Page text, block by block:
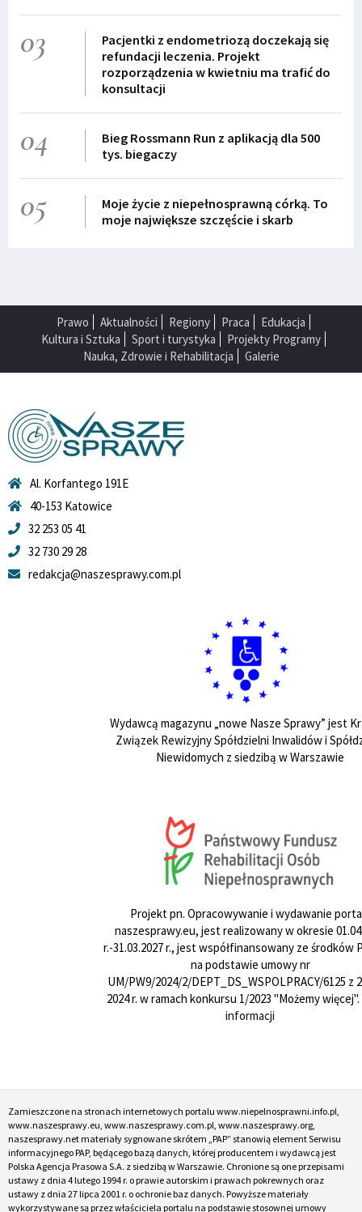
03
Pacjentki z endometriozą doczekają się
refundacji leczenia. Projekt
rozporządzenia w kwietniu ma trafić do
konsultacji
04
Bieg Rossmann Run z aplikacją dla 500
tys. biegaczy
05
Moje życie z niepełnosprawną córką. To
moje największe szczęście i skarb
Prawo Aktualności Regiony Praca
Edukacja
Kultura i Sztuka
Sport i turystyka
Projekty Programy
Nauka, Zdrowie i Rehabilitacja
Galerie
Al. Korfantego 191E
40-153 Katowice
32 253 05 41
32 730 29 28
redakcja@naszesprawy.com.pl
Wydawcą magazynu „nowe Nasze Sprawy” jest
Związek Rewizyjny Spółdzielni Inwalidów i
Niewidomych z siedzibą w Warszawie
Projekt pn. Opracowywanie i wydawanie
naszesprawy.eu, jest realizowany w okresie
r.-31.03.2027 r., jest współfinansowany ze środków
na podstawie umowy nr
UM/PW9/2024/2/DEPT_DS_WSPOLPRACY/6125 z
2024 r. w ramach konkursu 1/2023 "Możemy więcej".
informacji
Zamieszczone na stronach internetowych portalu www.niepelnosprawni.info.pl,
www.naszesprawy.eu, www.naszesprawy.com.pl, www.naszesprawy.org,
naszesprawy.net materiały sygnowane skrótem „PAP” stanowią element Serwisu
informacyjnego PAP, będącego bazą danych, której producentem i wydawcą jest
Polska Agencja Prasowa S.A. z siedzibą w Warszawie. Chronione są one przepisami
ustawy z dnia 4 lutego 1994 r. o prawie autorskim i prawach pokrewnych oraz
ustawy z dnia 27 lipca 2001 r. o ochronie baz danych. Powyższe materiały
wykorzystywane są przez właściciela portalu na podstawie stosownej umowy